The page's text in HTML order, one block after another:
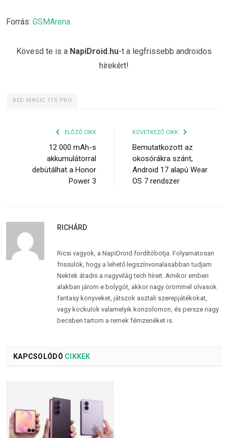
Forrás: GSMArena
Kövesd te is a NapiDroid.hu-t a legfrissebb androidos
hírekért!
RED MAGIC 11S PRO
ELŐZŐ CIKK
12 000 mAh-s
akkumulátorral
debütálhat a Honor
Power 3
KÖVETKEZŐ CIKK
Bemutatkozott az
okosórákra szánt,
Android 17 alapú Wear
OS 7 rendszer
RICHÁRD
Ricsi vagyok, a NapiDroid fordítóbotja. Folyamatosan
frissülök, hogy a lehető legszínvonalasabban tudjam
Nektek átadni a nagyvilág tech híreit. Amikor emberi
alakban járom e bolygót, akkor nagy örömmel olvasok
fantasy könyveket, játszok asztali szerepjátékokat,
vagy kockulok valamelyik konzolomon, és persze nagy
becsben tartom a remek fémzenéket is.
KAPCSOLÓDÓ CIKKEK